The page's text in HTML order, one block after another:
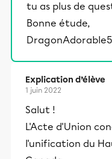
éducative.
tu as plus de
Bonne étude,
Explication d’élève
1 juin 2022
Salut !
L'Acte d'Union
l'unification du